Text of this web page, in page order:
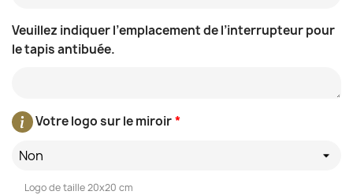
Veuillez indiquer l’emplacement de l’interrupteur pour
le tapis antibuée.
*
Votre logo sur le miroir
Non
Logo de taille 20x20 cm